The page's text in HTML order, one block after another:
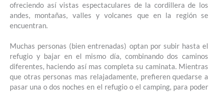
ofreciendo así vistas espectaculares de la cordillera de los
andes, montañas, valles y volcanes que en la región se
encuentran.
Muchas personas (bien entrenadas) optan por subir hasta el
refugio y bajar en el mismo día, combinando dos caminos
diferentes, haciendo así mas completa su caminata. Mientras
que otras personas mas relajadamente, prefieren quedarse a
pasar una o dos noches en el refugio o el camping, para poder